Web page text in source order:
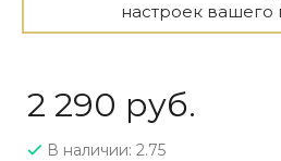
настроек вашего
2 290 руб.
В наличии: 2.75